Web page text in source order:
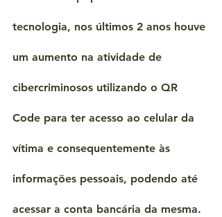
tecnologia, nos últimos 2 anos houve
um aumento na atividade de
cibercriminosos utilizando o QR
Code para ter acesso ao celular da
vítima e consequentemente às
informações pessoais, podendo até
acessar a conta bancária da mesma.